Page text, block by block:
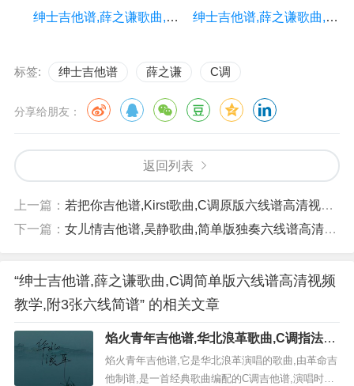
绅士吉他谱,薛之谦歌曲,C调高清弹唱视频教学,附3张弹指六线简谱 绅士吉他谱,薛之谦歌曲,C调简单版高清图,3张六线简谱
标签: 绅士吉他谱 薛之谦 C调
分享给朋友：
返回列表
上一篇： 若把你吉他谱,Kirst歌曲,C调原版六线谱高清视频教学,附2张六线简谱
下一篇： 女儿情吉他谱,吴静歌曲,简单版独奏六线谱高清视频教学,附1张六线简谱
“绅士吉他谱,薛之谦歌曲,C调简单版六线谱高清视频
教学,附3张六线简谱” 的相关文章
焰火青年吉他谱,华北浪革歌曲,C调指法编
配高清图,4张六线简谱
焰火青年吉他谱,它是华北浪革演唱的歌曲,由革命吉
他制谱,是一首经典歌曲编配的C调吉他谱,演唱时可